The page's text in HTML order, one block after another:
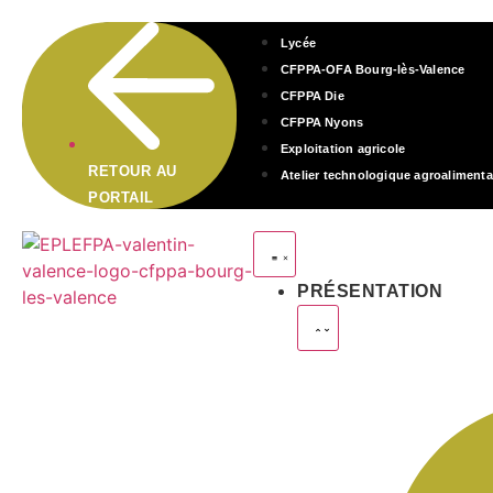
RETOUR AU
PORTAIL
Lycée
CFPPA-OFA Bourg-lès-Valence
CFPPA Die
CFPPA Nyons
Exploitation agricole
Atelier technologique
PRÉSENTATION